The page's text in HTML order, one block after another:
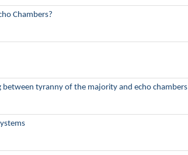
Chambers?
between tyranny of the majority and echo chambers